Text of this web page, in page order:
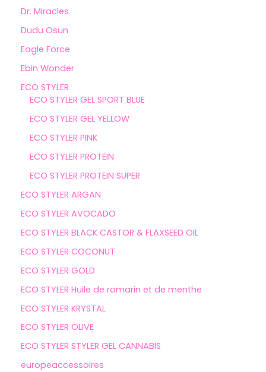
Dr. Miracles
Dudu Osun
Eagle Force
Ebin Wonder
ECO STYLER
ECO STYLER GEL SPORT BLUE
ECO STYLER GEL YELLOW
ECO STYLER PINK
ECO STYLER PROTEIN
ECO STYLER PROTEIN SUPER
ECO STYLER ARGAN
ECO STYLER AVOCADO
ECO STYLER BLACK CASTOR & FLAXSEED OIL
ECO STYLER COCONUT
ECO STYLER GOLD
ECO STYLER Huile de romarin et de menthe
ECO STYLER KRYSTAL
ECO STYLER OLIVE
ECO STYLER STYLER GEL CANNABIS
europeaccessoires